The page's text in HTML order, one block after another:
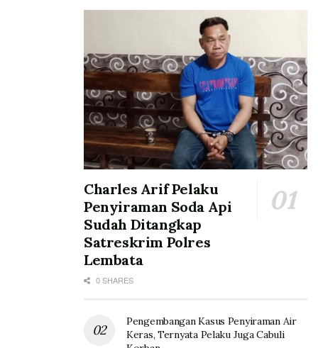
Charles Arif Pelaku
Penyiraman Soda Api
Sudah Ditangkap
Satreskrim Polres
Lembata
0 SHARES
Pengembangan Kasus Penyiraman Air
Keras, Ternyata Pelaku Juga Cabuli